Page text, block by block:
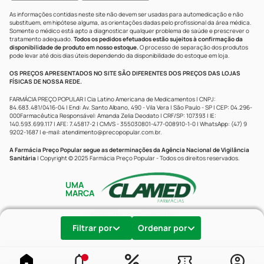
Filtrar por Ordenar por
As informações contidas neste site não devem ser usadas para automedicação e não
substituem, em hipótese alguma, as orientações dadas pelo profissional da área médica.
Somente o médico está apto a diagnosticar qualquer problema de saúde e prescrever o
tratamento adequado. Todos os pedidos efetuados estão sujeitos à confirmação da
disponibilidade de produto em nosso estoque.O processo de separação dos produtos
pode levar até dois dias úteis dependendo da disponibilidade do estoque em loja.
OS PREÇOS APRESENTADOS NO SITE SÃO DIFERENTES DOS PREÇOS DAS LOJAS
FÍSICAS DE NOSSA REDE.
FARMÁCIA PREÇO POPULAR | Cia Latino Americana de Medicamentos | CNPJ:
84.683.481/0416-04 | End: Av. Santo Albano, 490 - Vila Vera | São Paulo - SP | CEP: 04.296-
000Farmacêutica Responsável: Amanda Zelia Deodato | CRF/SP: 107393 | IE:
140.593.699.117 | AFE: 7.45817-2 | CMVS - 355030801-477-008910-1-0 | WhatsApp: (47) 9
9202-1687 | e-mail: atendimento@precopopular.com.br.
A Farmácia Preço Popular segue as determinações da Agência Nacional de Vigilância
Sanitária | Copyright © 2025 Farmácia Preço Popular - Todos os direitos reservados.
UMA
MARCA
Powered by Developed by